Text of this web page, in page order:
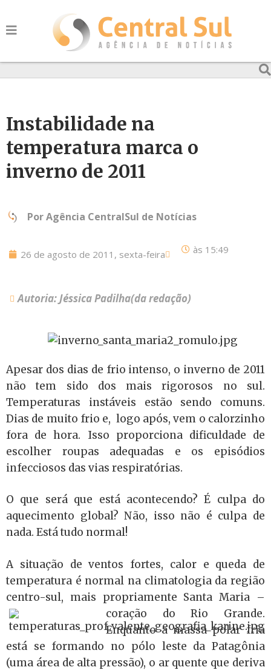
Instabilidade na
temperatura marca o
inverno de 2011
PorAgência CentralSul de Notícias
26 de agosto de 2011, sexta-feira às 15:49
Autoria: Jéssica Padilha(da redação)
Apesar dos dias de frio intenso, o inverno de 2011
não tem sido dos mais rigorosos no sul.
Temperaturas instáveis estão sendo comuns.
Dias de muito frio e, logo após, vem o calorzinho
fora de hora. Isso proporciona dificuldade de
escolher roupas adequadas e os episódios
infecciosos das vias respiratórias.
O que será que está acontecendo? É culpa do
aquecimento global? Não, isso não é culpa de
nada. Está tudo normal!
A situação de ventos fortes, calor e queda de
temperatura é normal na climatologia da região
centro-sul, mais propriamente SantaMaria –
coração do Rio Grande.
Enquanto a massa polar fria
está se formando no pólo leste da Patagônia
(uma área de alta pressão), o ar quente que deriva